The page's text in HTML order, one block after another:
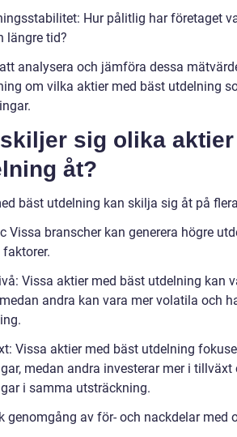
Hur pålitlig har företaget
längre tid?
analysera och jämföra dessa
om vilka aktier med bäst utdelning
sig olika
åt?
bäst utdelning kan skilja sig åt på
Vissa branscher kan generera högre
Vissa aktier med bäst utdelning kan
andra kan vara mer volatila och
Vissa aktier med bäst utdelning
medan andra investerar mer i
i samma utsträckning.
genomgång av för- och nackdelar med